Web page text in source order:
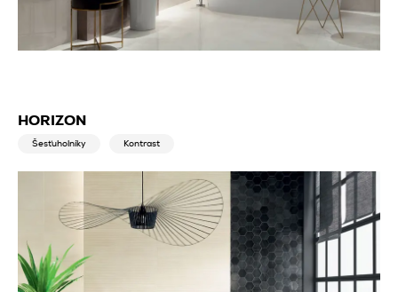
HORIZON
Šesťuholníky Kontrast